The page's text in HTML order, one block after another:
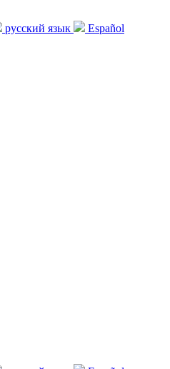
русский язык Español